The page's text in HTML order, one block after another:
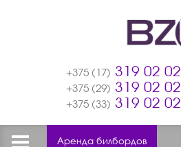
+375 (17) 319 02 02
+375 (29) 319 02 02
+375 (33) 319 02 02
Аренда билбордов